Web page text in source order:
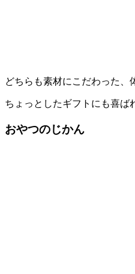
どちらも素材にこだわった、
ちょっとしたギフトにも喜ば
おやつのじかん